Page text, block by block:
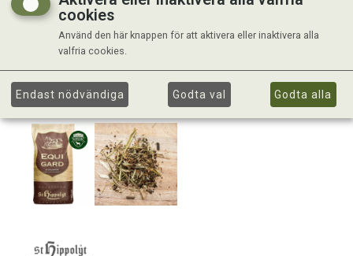
cookies
Använd den här knappen för att aktivera eller inaktivera alla
valfria cookies.
Endast nödvändiga Godta val Godta alla